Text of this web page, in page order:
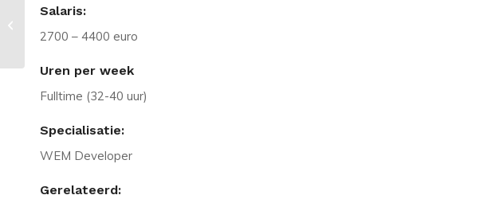
Salaris:
2700 – 4400 euro
Uren per week
Fulltime (32-40 uur)
Specialisatie:
WEM Developer
Gerelateerd:
Vacature in Gouda: No-Code
ervaring gezocht